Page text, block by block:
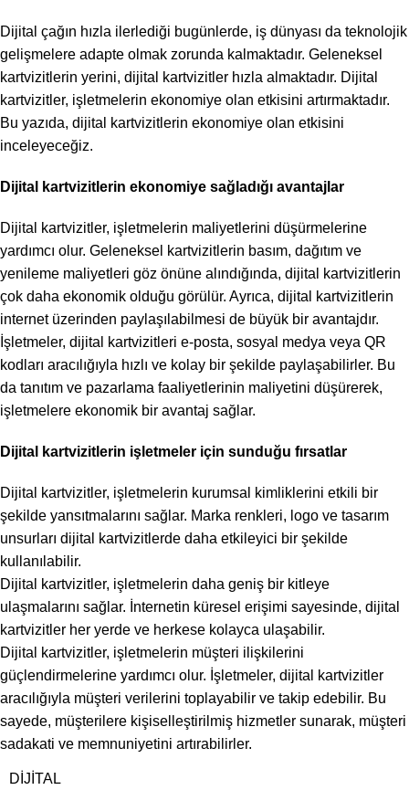
Dijital çağın hızla ilerlediği bugünlerde, iş dünyası da teknolojik
gelişmelere adapte olmak zorunda kalmaktadır. Geleneksel
kartvizitlerin yerini, dijital kartvizitler hızla almaktadır. Dijital
kartvizitler, işletmelerin ekonomiye olan etkisini artırmaktadır.
Bu yazıda, dijital kartvizitlerin ekonomiye olan etkisini
inceleyeceğiz.
Dijital kartvizitlerin ekonomiye sağladığı avantajlar
Dijital kartvizitler, işletmelerin maliyetlerini düşürmelerine
yardımcı olur. Geleneksel kartvizitlerin basım, dağıtım ve
yenileme maliyetleri göz önüne alındığında, dijital kartvizitlerin
çok daha ekonomik olduğu görülür. Ayrıca, dijital kartvizitlerin
internet üzerinden paylaşılabilmesi de büyük bir avantajdır.
İşletmeler, dijital kartvizitleri e-posta, sosyal medya veya QR
kodları aracılığıyla hızlı ve kolay bir şekilde paylaşabilirler. Bu
da tanıtım ve pazarlama faaliyetlerinin maliyetini düşürerek,
işletmelere ekonomik bir avantaj sağlar.
Dijital kartvizitlerin işletmeler için sunduğu fırsatlar
Dijital kartvizitler, işletmelerin kurumsal kimliklerini etkili bir
şekilde yansıtmalarını sağlar. Marka renkleri, logo ve tasarım
unsurları dijital kartvizitlerde daha etkileyici bir şekilde
kullanılabilir.
Dijital kartvizitler, işletmelerin daha geniş bir kitleye
ulaşmalarını sağlar. İnternetin küresel erişimi sayesinde, dijital
kartvizitler her yerde ve herkese kolayca ulaşabilir.
Dijital kartvizitler, işletmelerin müşteri ilişkilerini
güçlendirmelerine yardımcı olur. İşletmeler, dijital kartvizitler
aracılığıyla müşteri verilerini toplayabilir ve takip edebilir. Bu
sayede, müşterilere kişiselleştirilmiş hizmetler sunarak, müşteri
sadakati ve memnuniyetini artırabilirler.
DIJITAL